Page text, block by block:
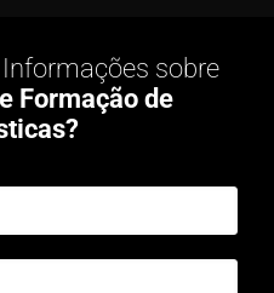
sobre
Formação de